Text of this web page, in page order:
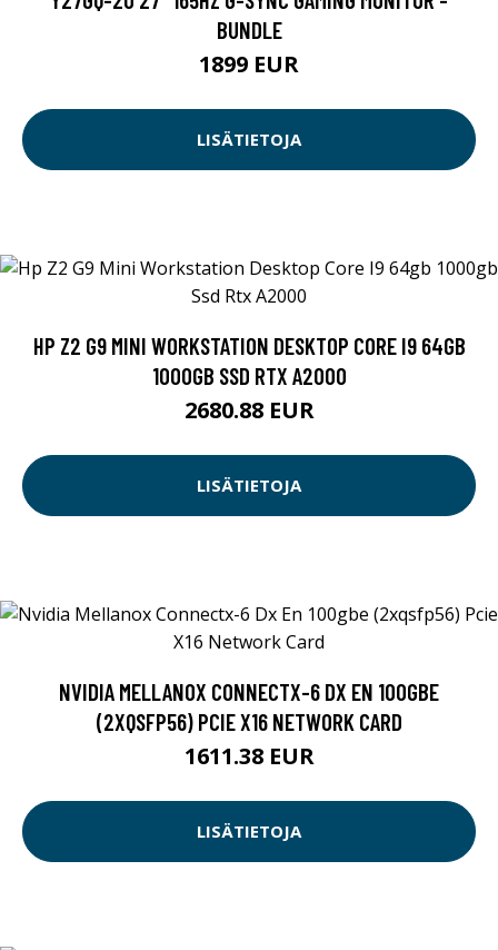
BUNDLE
1899 EUR
LISÄTIETOJA
HP Z2 G9 MINI WORKSTATION DESKTOP CORE I9 64GB
1000GB SSD RTX A2000
2680.88 EUR
LISÄTIETOJA
NVIDIA MELLANOX CONNECTX-6 DX EN 100GBE
(2XQSFP56) PCIE X16 NETWORK CARD
1611.38 EUR
LISÄTIETOJA